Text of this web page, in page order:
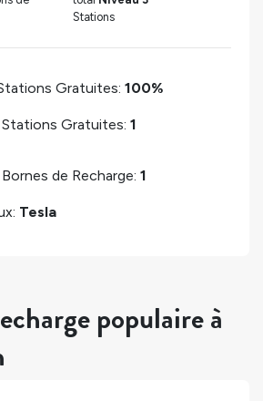
Stations
Gratuites: 100%
Gratuites: 1
de Recharge: 1
Tesla
populaire à